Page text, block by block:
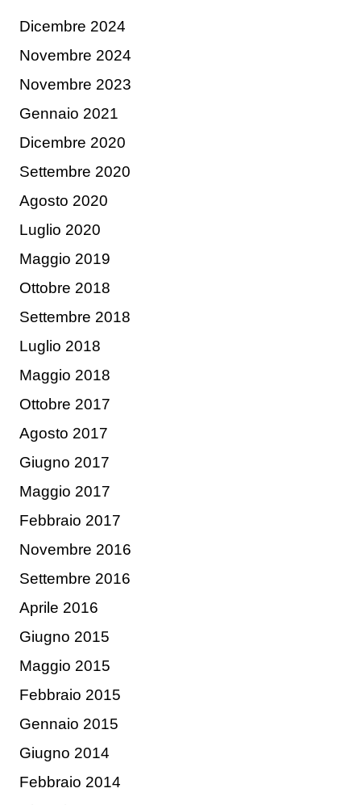
Dicembre 2024
Novembre 2024
Novembre 2023
Gennaio 2021
Dicembre 2020
Settembre 2020
Agosto 2020
Luglio 2020
Maggio 2019
Ottobre 2018
Settembre 2018
Luglio 2018
Maggio 2018
Ottobre 2017
Agosto 2017
Giugno 2017
Maggio 2017
Febbraio 2017
Novembre 2016
Settembre 2016
Aprile 2016
Giugno 2015
Maggio 2015
Febbraio 2015
Gennaio 2015
Giugno 2014
Febbraio 2014